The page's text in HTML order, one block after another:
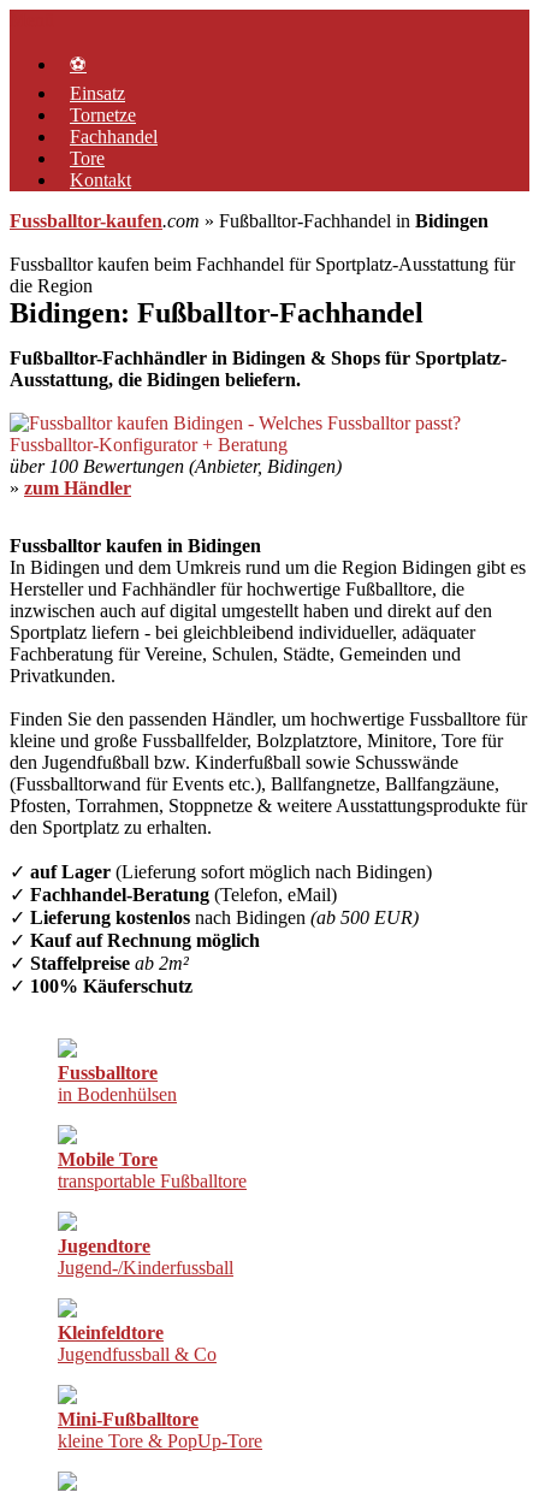
springen⚽
Einsatz
Tornetze
Fachhandel
Tore
Kontakt
Fussballtor-kaufen.com » Fußballtor-Fachhandel in Bidingen
Fussballtor kaufen beim Fachhandel für Sportplatz-Ausstattung für
die Region
Bidingen: Fußballtor-Fachhandel
Fußballtor-Fachhändler in Bidingen & Shops für Sportplatz-
Ausstattung, die Bidingen beliefern.
über 100 Bewertungen (Anbieter, Bidingen)
» zum Händler
Fussballtor kaufen in Bidingen
In Bidingen und dem Umkreis rund um die Region Bidingen gibt es
Hersteller und Fachhändler für hochwertige Fußballtore, die
inzwischen auch auf digital umgestellt haben und direkt auf den
Sportplatz liefern - bei gleichbleibend individueller, adäquater
Fachberatung für Vereine, Schulen, Städte, Gemeinden und
Privatkunden.
Finden Sie den passenden Händler, um hochwertige Fussballtore für
kleine und große Fussballfelder, Bolzplatztore, Minitore, Tore für
den Jugendfußball bzw. Kinderfußball sowie Schusswände
(Fussballtorwand für Events etc.), Ballfangnetze, Ballfangzäune,
Pfosten, Torrahmen, Stoppnetze & weitere Ausstattungsprodukte für
den Sportplatz zu erhalten.
✓ auf Lager (Lieferung sofort möglich nach Bidingen)
✓ Fachhandel-Beratung (Telefon, eMail)
✓ Lieferung kostenlos nach Bidingen (ab 500 EUR)
✓ Kauf auf Rechnung möglich
✓ Staffelpreise ab 2m²
✓ 100% Käuferschutz
Fussballtore
in Bodenhülsen
Mobile Tore
transportable Fußballtore
Jugendtore
Jugend-/Kinderfussball
Kleinfeldtore
Jugendfussball & Co
Mini-Fußballtore
kleine Tore & PopUp-Tore